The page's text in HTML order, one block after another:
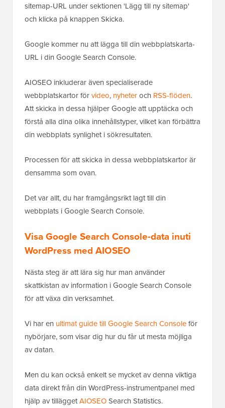
sitemap-URL under sektionen 'Lägg till ny sitemap'
och klicka på knappen Skicka.
Google kommer nu att lägga till din webbplatskarta-
URL i din Google Search Console.
AIOSEO inkluderar även specialiserade
webbplatskartor förvideo, nyheteroch RSS-flöden.
Att skicka in dessa hjälper Google att upptäcka och
förstå alla dina olika innehållstyper, vilket kan förbättra
din webbplats synlighet i sökresultaten.
Processen för att skicka in dessa webbplatskartor är
densamma som ovan.
Det var allt, du har framgångsrikt lagt till din
webbplats i Google Search Console.
Visa Google Search Console-data inuti
WordPress med AIOSEO
Nästa steg är att lära sig hur man använder
skattkistan av information i Google Search Console
för att växa din verksamhet.
Vi har en ultimat guide till Google Search Consoleför
nybörjare, som visar dig hur du får ut mesta möjliga
av datan.
Men du kan också enkelt se mycket av denna viktiga
data direkt från din WordPress-instrumentpanel med
hjälp av tilläggetAIOSEOSearch Statistics.